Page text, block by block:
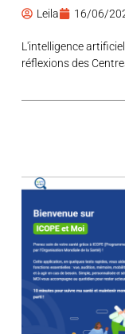
Leila 16/06/
L'intelligence
réflexions des